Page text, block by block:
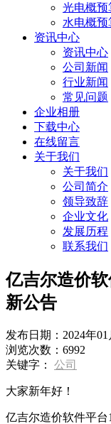
光电概预
水电概
资讯中心
资讯中心
公司新闻
行业新闻
常见问题
企业相册
下载中心
在线留言
关于我们
关于我们
公司简介
领导致辞
企业文化
发展历程
联系我们
亿吉尔造价
新公告
发布日期： 2024年01
浏览次数： 6992
关键字： 公司
大家新年好！
亿吉尔造价软件平台